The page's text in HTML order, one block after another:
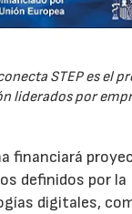
STEP es el
liderados por
financiará
definidos por la
digitales,